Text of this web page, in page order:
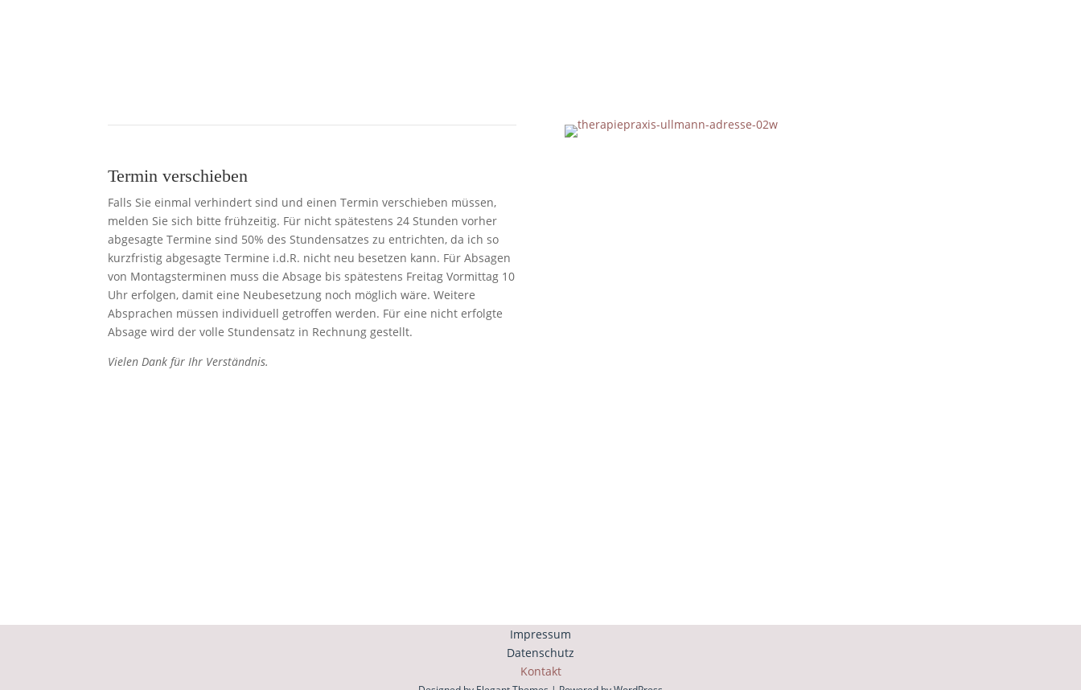
Termin verschieben
Falls Sie einmal verhindert sind und einen Termin verschieben müssen,
melden Sie sich bitte frühzeitig. Für nicht spätestens 24 Stunden vorher
abgesagte Termine sind 50% des Stundensatzes zu entrichten, da ich so
kurzfristig abgesagte Termine i.d.R. nicht neu besetzen kann. Für Absagen
von Montagsterminen muss die Absage bis spätestens Freitag Vormittag 10
Uhr erfolgen, damit eine Neubesetzung noch möglich wäre. Weitere
Absprachen müssen individuell getroffen werden. Für eine nicht erfolgte
Absage wird der volle Stundensatz in Rechnung gestellt.
Vielen Dank für Ihr Verständnis.
Impressum
Datenschutz
Kontakt